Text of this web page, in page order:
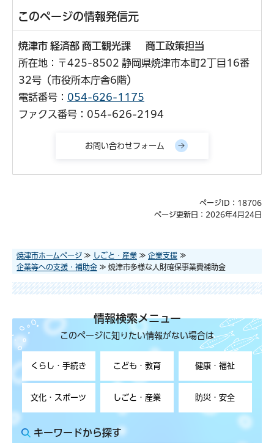
このページの情報発信元
焼津市 経済部 商工観光課 商工政策担当
所在地：〒425-8502 静岡県焼津市本町2丁目16番
32号（市役所本庁舎6階）
電話番号： 054-626-1175
ファクス番号：054-626-2194
ページID：18706
ページ更新日：2026年4月24日
焼津市ホームページ ≫ しごと・産業 ≫ 企業支援 ≫
企業等への支援・補助金 ≫ 焼津市多様な人財確保事業費補助金
情報検索メニュー
このページに知りたい情報がない場合は
くらし・手続き こども・教育 健康・福祉
文化・スポーツ しごと・産業 防災・安全
キーワードから探す